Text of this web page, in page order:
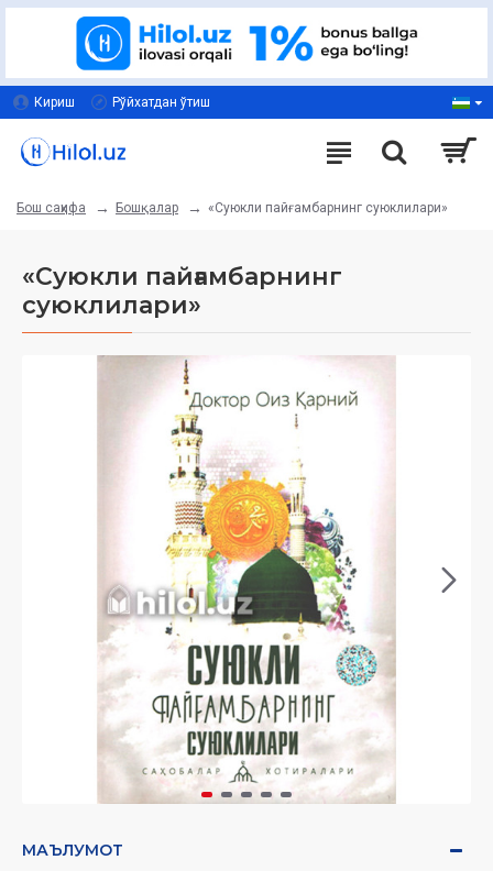
Кириш Рўйхатдан ўтиш
Бош саҳифа Бошқалар «Суюкли пайғамбарнинг суюклилари»
«Суюкли пайғамбарнинг
суюклилари»
МАЪЛУМОТ